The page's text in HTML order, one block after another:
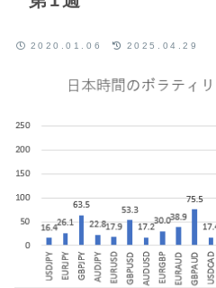
2020.01.06 2025.04.29